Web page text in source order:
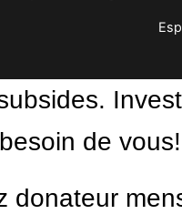
de vous!
donateur